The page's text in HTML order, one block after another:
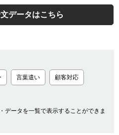
データはこちら
言葉遣い 顧客対応
データを一覧で表示することができま